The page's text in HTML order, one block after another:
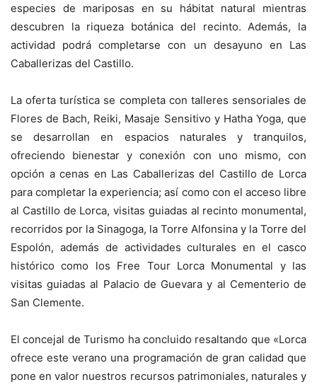
especies de mariposas en su hábitat natural mientras
descubren la riqueza botánica del recinto. Además, la
actividad podrá completarse con un desayuno en Las
Caballerizas del Castillo.
La oferta turística se completa con talleres sensoriales de
Flores de Bach, Reiki, Masaje Sensitivo y Hatha Yoga, que
se desarrollan en espacios naturales y tranquilos,
ofreciendo bienestar y conexión con uno mismo, con
opción a cenas en Las Caballerizas del Castillo de Lorca
para completar la experiencia; así como con el acceso libre
al Castillo de Lorca, visitas guiadas al recinto monumental,
recorridos por la Sinagoga, la Torre Alfonsina y la Torre del
Espolón, además de actividades culturales en el casco
histórico como los Free Tour Lorca Monumental y las
visitas guiadas al Palacio de Guevara y al Cementerio de
San Clemente.
El concejal de Turismo ha concluido resaltando que «Lorca
ofrece este verano una programación de gran calidad que
pone en valor nuestros recursos patrimoniales, naturales y